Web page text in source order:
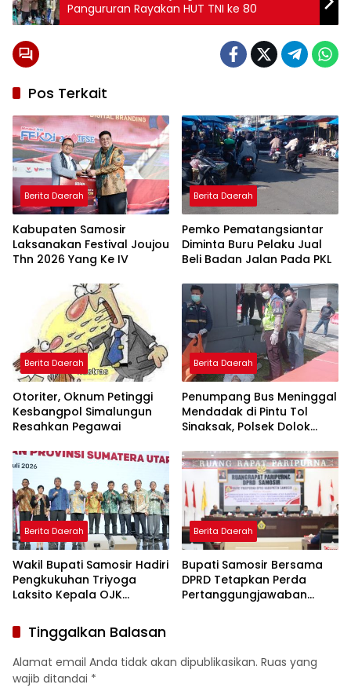
Pangururan Rayakan HUT TNI ke 80
Pos Terkait
Berita Daerah
Kabupaten Samosir
Laksanakan Festival Joujou
Thn 2026 Yang Ke IV
Berita Daerah
Pemko Pematangsiantar
Diminta Buru Pelaku Jual
Beli Badan Jalan Pada PKL
Berita Daerah
Otoriter, Oknum Petinggi
Kesbangpol Simalungun
Resahkan Pegawai
Berita Daerah
Penumpang Bus Meninggal
Mendadak di Pintu Tol
Sinaksak, Polsek Dolok
Cepat Olah TKP
Berita Daerah
Wakil Bupati Samosir Hadiri
Pengkukuhan Triyoga
Laksito Kepala OJK
Berita Daerah
Bupati Samosir Bersama
DPRD Tetapkan Perda
Pertanggungjawaban
Sampah Disetujui
Tinggalkan Balasan
Alamat email Anda tidak akan dipublikasikan. Ruas yang
wajib ditandai *